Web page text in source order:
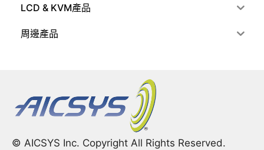
LCD & KVM產品
周邊產品
© AICSYS Inc. Copyright All Rights Reserved.